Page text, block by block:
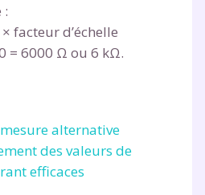
:
× facteur d’échelle
= 6000 Ω ou 6 kΩ.
alternative
des valeurs de
efficaces